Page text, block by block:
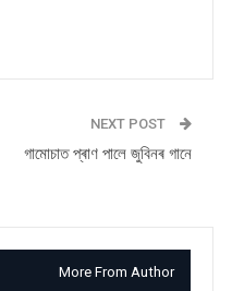
NEXT POST
গামোচাত প্ৰাণ পালে জুবিনৰ গানে
More From Author